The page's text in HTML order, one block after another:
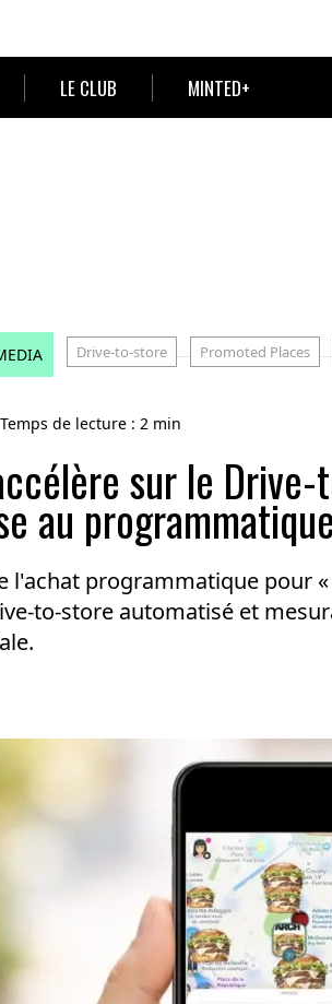
LE CLUB MINTED+
Drive-to-store Promoted Places
Temps de lecture : 2 min
sur le
au
l'achat programmatique pour
to-store automatisé et